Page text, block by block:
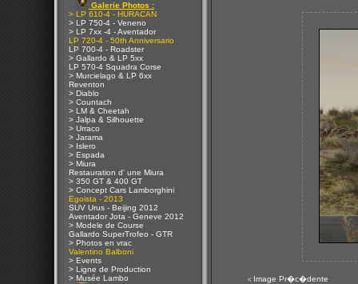
Galerie Photos :
> LP 610-4 - HURACAN
> LP 750-4 - Veneno
> LP 7xx -4 - Aventador
LP 720-4 - 50th Anniversario
LP 700-4 - Roadster
> Gallardo & LP 5xx
LP 570-4 Squadra Corse
> Murcielago & LP 6xx
Reventon
> Diablo
> Countach
> LM & Cheetah
> Jalpa & Silhouette
> Urraco
> Jarama
> Islero
> Espada
> Miura
Restauration d' une Miura
> 350 GT & 400 GT
> Concept Cars Lamborghini
Egoista - 2013
SUV Urus - Beijing 2012
Aventador Jota - Geneve 2012
> Modele de Course
Gallardo SuperTrofeo - GTR
> Photos en vrac
Valentino Balboni
> Events
> Ligne de Production
> Musée Lambo
< Image Pr�c�dente